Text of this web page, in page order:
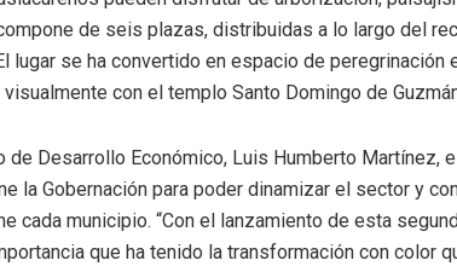
de seis plazas, distribuidas a lo largo del
lugar se ha convertido en espacio de peregrinación
con el templo Santo Domingo de
de Desarrollo Económico, Luis Humberto Martínez,
la Gobernación para poder dinamizar el sector y
cada municipio. “Con el lanzamiento de esta
que ha tenido la transformación con color